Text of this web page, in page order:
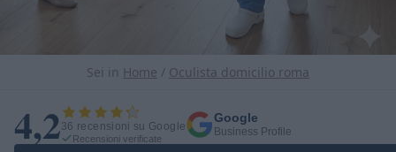
Sei in Home / Oculista domicilio roma
4,236 recensioni su Google
Recensioni verificate
Google
Business Profile